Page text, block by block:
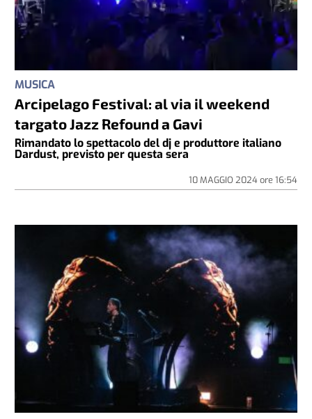
MUSICA
Arcipelago Festival: al via il weekend
targato Jazz Refound a Gavi
Rimandato lo spettacolo del dj e produttore italiano
Dardust, previsto per questa sera
10 MAGGIO 2024ore 16:54